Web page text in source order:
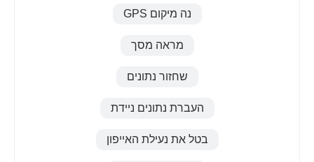
נה מיקום GPS
מראה מסך
שחזור נתונים
העברת נתונים ניידת
בטל את נעילת האייפון